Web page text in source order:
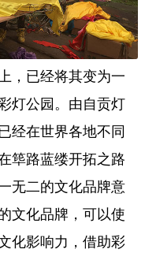
，已经将其变为一
灯公园。由自贡灯
经在世界各地不同
筚路蓝缕开拓之路
无二的文化品牌意
文化品牌，可以使
化影响力，借助彩